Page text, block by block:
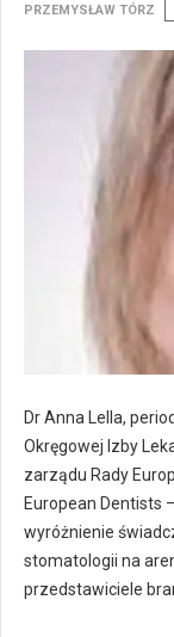
PRZEMYSŁAW TÓRZ
Dr Anna Lella,
Okręgowej Izby
zarządu Rady
European Dentists
wyróżnienie
stomatologii na
przedstawiciele